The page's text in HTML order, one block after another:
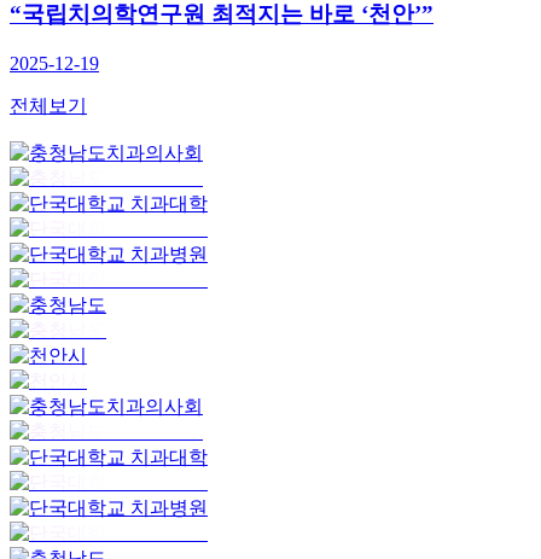
“국립치의학연구원 최적지는 바로 ‘천안’”
2025-12-19
전체보기